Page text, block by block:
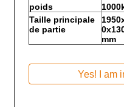
poids
Taille principale
de partie
mm